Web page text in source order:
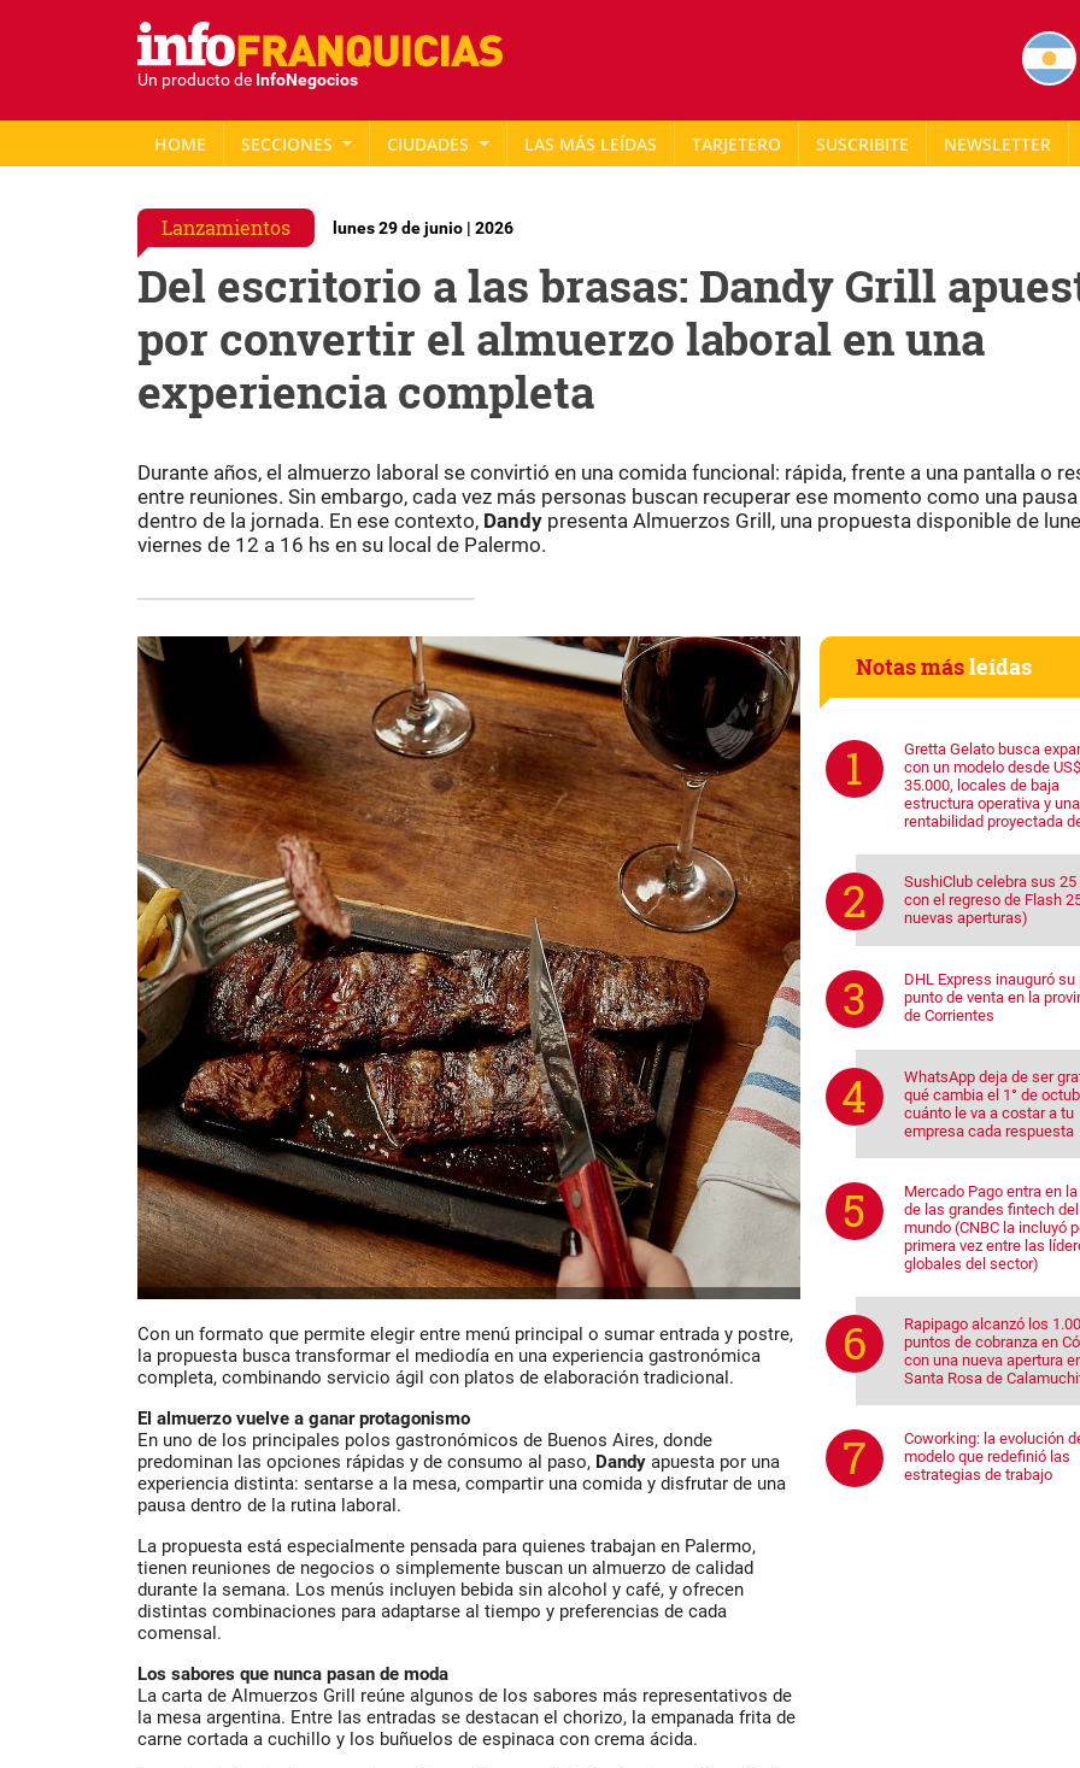
Un producto de InfoNegocios
HOME SECCIONES CIUDADES LAS MÁS LEÍDAS TARJETERO NEWSLETTER
Lanzamientos lunes 29 de junio | 2026
Del escritorio a las brasas: Dandy Grill
por convertir el almuerzo laboral en una
experiencia completa
Durante años, el almuerzo laboral se convirtió en una comida funcional: rápida, frente a una pantalla o
entre reuniones. Sin embargo, cada vez más personas buscan recuperar ese momento como una
dentro de la jornada. En ese contexto, Dandy presenta Almuerzos Grill, una propuesta disponible de
viernes de 12 a 16 hs en su local de Palermo.
Con un formato que permite elegir entre menú principal o sumar entrada y postre,
la propuesta busca transformar el mediodía en una experiencia gastronómica
completa, combinando servicio ágil con platos de elaboración tradicional.
El almuerzo vuelve a ganar protagonismo
En uno de los principales polos gastronómicos de Buenos Aires, donde
predominan las opciones rápidas y de consumo al paso, Dandy apuesta por una
experiencia distinta: sentarse a la mesa, compartir una comida y disfrutar de una
pausa dentro de la rutina laboral.
La propuesta está especialmente pensada para quienes trabajan en Palermo,
tienen reuniones de negocios o simplemente buscan un almuerzo de calidad
durante la semana. Los menús incluyen bebida sin alcohol y café, y ofrecen
distintas combinaciones para adaptarse al tiempo y preferencias de cada
comensal.
Los sabores que nunca pasan de moda
La carta de Almuerzos Grill reúne algunos de los sabores más representativos de
la mesa argentina. Entre las entradas se destacan el chorizo, la empanada frita de
carne cortada a cuchillo y los buñuelos de espinaca con crema ácida.
Notas másleídas
Gretta Gelato busca
con un modelo desde US$
35.000, locales de baja
estructura operativa y una
rentabilidad proyectada
SushiClub celebra sus 25
con el regreso de Flash
nuevas aperturas)
DHL Express inauguró su
punto de venta en la
de Corrientes
WhatsApp deja de ser
qué cambia el 1° de
cuánto le va a costar a tu
empresa cada respuesta
Mercado Pago entra en
de las grandes fintech del
mundo (CNBC la incluyó
primera vez entre las
globales del sector)
Rapipago alcanzó los
puntos de cobranza en
con una nueva apertura
Santa Rosa de
Coworking: la evolución
modelo que redefinió las
estrategias de trabajo